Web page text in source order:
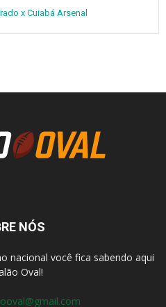
x Cuiabá Arsenal
NÓS
nacional você fica sabendo aqui
Oval!